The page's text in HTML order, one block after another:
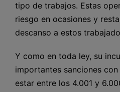
tipo de trabajos. Estas
riesgo en ocasiones y
descanso a estos
Y como en toda ley, su
importantes sanciones
estar entre los 4.001 y